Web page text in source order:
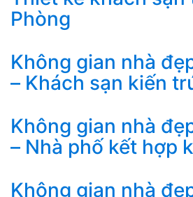
Phòng
Không gian nhà
– Khách sạn kiến
Không gian nhà
– Nhà phố kết hợp
Không gian nhà